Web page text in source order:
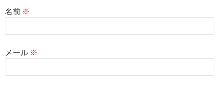
名前 ※
メール ※